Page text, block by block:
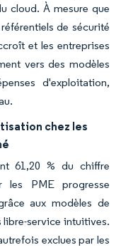
cloud. À mesure que
de sécurité
et les entreprises
vers des modèles
d'exploitation,
chez les
61,20 % du chiffre
les PME progresse
aux modèles de
service intuitives.
exclues par les